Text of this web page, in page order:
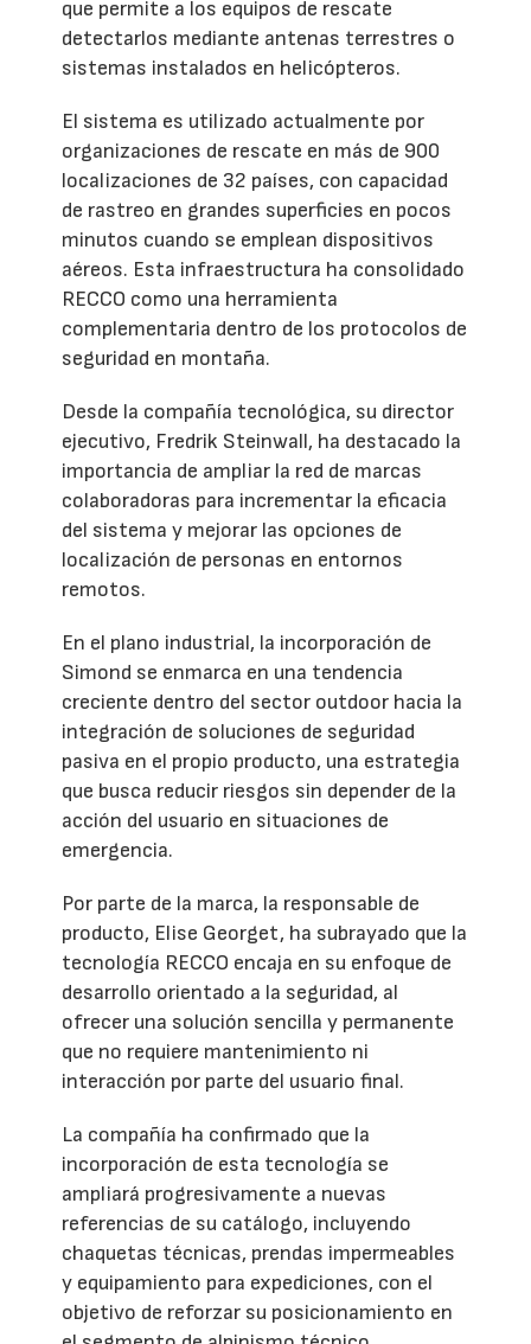
que permite a los equipos de rescate
detectarlos mediante antenas terrestres o
sistemas instalados en helicópteros.
El sistema es utilizado actualmente por
organizaciones de rescate en más de 900
localizaciones de 32 países, con capacidad
de rastreo en grandes superficies en pocos
minutos cuando se emplean dispositivos
aéreos. Esta infraestructura ha consolidado
RECCO como una herramienta
complementaria dentro de los protocolos de
seguridad en montaña.
Desde la compañía tecnológica, su director
ejecutivo, Fredrik Steinwall, ha destacado la
importancia de ampliar la red de marcas
colaboradoras para incrementar la eficacia
del sistema y mejorar las opciones de
localización de personas en entornos
remotos.
En el plano industrial, la incorporación de
Simond se enmarca en una tendencia
creciente dentro del sector outdoor hacia la
integración de soluciones de seguridad
pasiva en el propio producto, una estrategia
que busca reducir riesgos sin depender de la
acción del usuario en situaciones de
emergencia.
Por parte de la marca, la responsable de
producto, Elise Georget, ha subrayado que la
tecnología RECCO encaja en su enfoque de
desarrollo orientado a la seguridad, al
ofrecer una solución sencilla y permanente
que no requiere mantenimiento ni
interacción por parte del usuario final.
La compañía ha confirmado que la
incorporación de esta tecnología se
ampliará progresivamente a nuevas
referencias de su catálogo, incluyendo
chaquetas técnicas, prendas impermeables
y equipamiento para expediciones, con el
objetivo de reforzar su posicionamiento en